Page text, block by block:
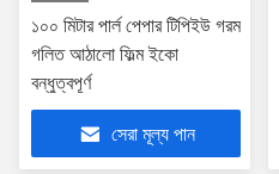
১০০ মিটার পার্ল পেপার টিপিইউ গরম
গলিত আঠালো ফিল্ম ইকো
বন্ধুত্বপূর্ণ
সেরা মূল্য পান